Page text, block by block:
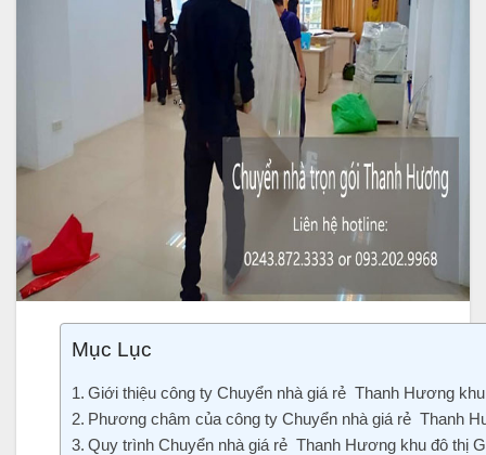
Mục Lục
Giới thiệu công ty Chuyển nhà giá rẻ Thanh Hương
Phương châm của công ty Chuyển nhà giá rẻ Thanh
Quy trình Chuyển nhà giá rẻ Thanh Hương khu đô thị